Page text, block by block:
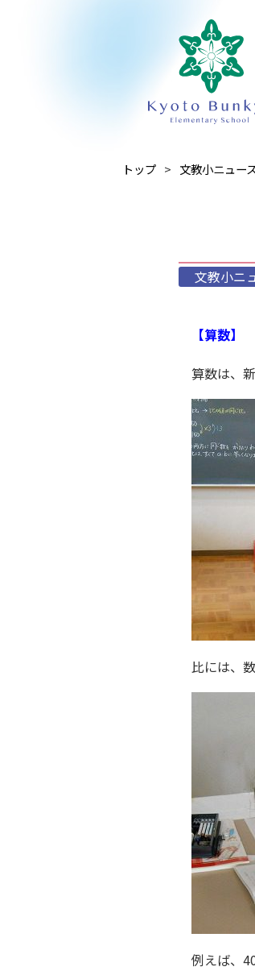
トップ 文教小ニュー
文教小ニ
【算数】
算数は、
比には、
例えば、